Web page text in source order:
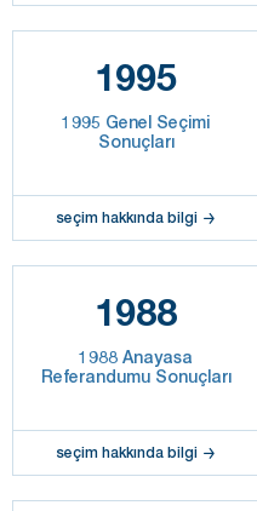
1995
1995 Genel Seçimi
Sonuçları
seçim hakkında bilgi
1988
1988 Anayasa
Referandumu Sonuçları
seçim hakkında bilgi